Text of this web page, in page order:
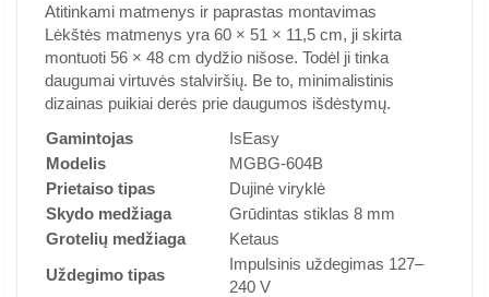
Atitinkami matmenys ir paprastas montavimas
Lėkštės matmenys yra 60 × 51 × 11,5 cm, ji skirta
montuoti 56 × 48 cm dydžio nišose. Todėl ji tinka
daugumai virtuvės stalviršių. Be to, minimalistinis
dizainas puikiai derės prie daugumos išdėstymų.
Gamintojas
IsEasy
Modelis
MGBG-604B
Prietaiso tipas
Dujinė viryklė
Skydo medžiaga
Grūdintas stiklas 8 mm
Grotelių medžiaga
Ketaus
Uždegimo tipas
Impulsinis uždegimas 127–
240 V